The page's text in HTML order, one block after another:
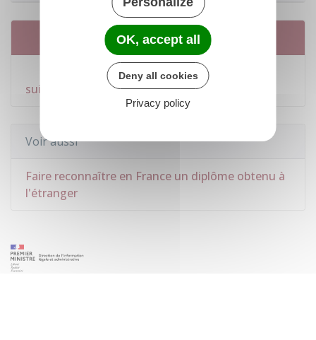
Services en ligne et formulaires
Professions réglementées : démarches à
suivre en fonction de la profession
Voir aussi
Faire reconnaître en France un diplôme obtenu à
l'étranger
OK, accept all
Deny all cookies
Privacy policy